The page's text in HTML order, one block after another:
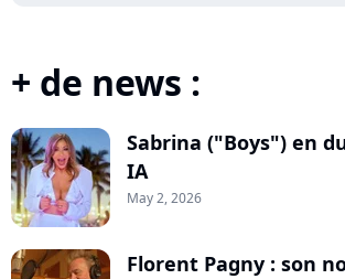
+ de news :
Sabrina ("Boys") en
IA
May 2, 2026
Florent Pagny : son